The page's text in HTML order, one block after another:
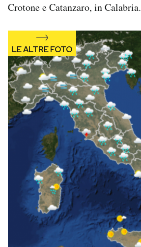
Notifiche mobile
Hai bisogno di aiuto?
Esci
Crotone e Catanzaro, in Calabria.